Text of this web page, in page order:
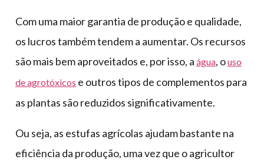
Com uma maior garantia de produção e qualidade,
os lucros também tendem a aumentar. Os recursos
são mais bem aproveitados e, por isso, a água, ouso
de agrotóxicos e outros tipos de complementos para
as plantas são reduzidos significativamente.
Ou seja, as estufas agrícolas ajudam bastante na
eficiência da produção, uma vez que o agricultor